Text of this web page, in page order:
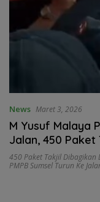
News Maret 3, 2026
M Yusuf Malaya
Jalan, 450
Palembang
450 Paket Takjil Dibagikan
PMPB Sumsel Turun Ke